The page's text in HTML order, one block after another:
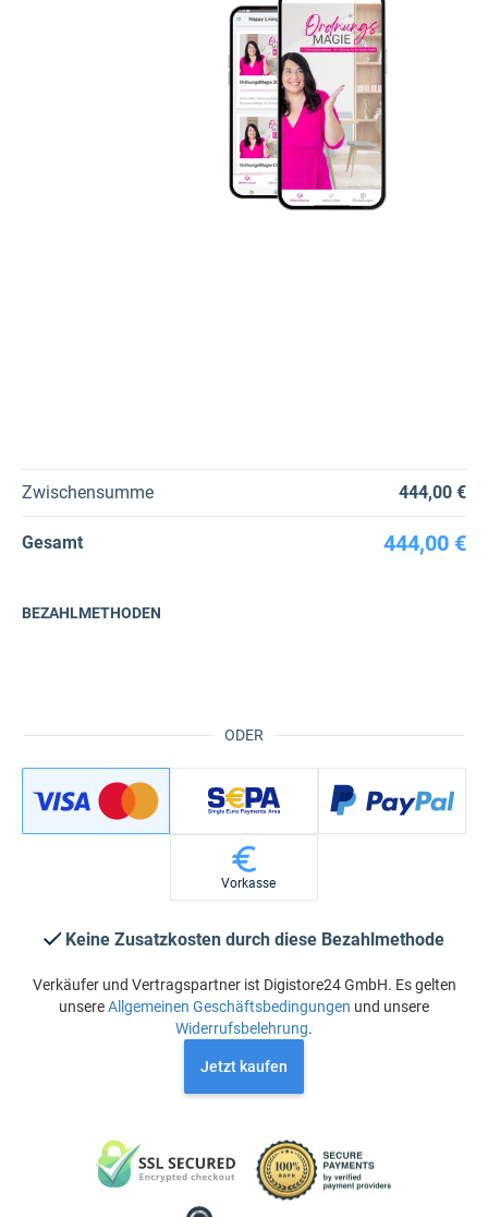
Zwischensumme 444,00 €
Gesamt 444,00 €
ODER
BEZAHLMETHODEN
Vorkasse
Keine Zusatzkosten durch diese Bezahlmethode
Verkäufer und Vertragspartner ist Digistore24 GmbH. Es gelten
unsereAllgemeinen Geschäftsbedingungen und unsere
Widerrufsbelehrung.
Jetzt kaufen